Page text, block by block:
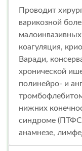
Проводит
варикозной
коагуляция,
Варади,
хронической
полинейро- и
нижних
синдроме
анамнезе,